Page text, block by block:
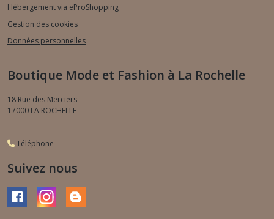
Hébergement via eProShopping
Gestion des cookies
Données personnelles
Boutique Mode et Fashion à La Rochelle
18 Rue des Merciers
17000 LA ROCHELLE
Téléphone
Suivez nous